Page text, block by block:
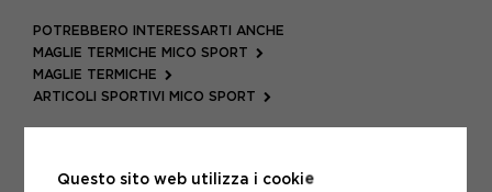
POTREBBERO INTERESSARTI ANCHE
MAGLIE TERMICHE MICO SPORT
MAGLIE TERMICHE
ARTICOLI SPORTIVI MICO SPORT
METODI DI PAGAMENTO
Questo sito web utilizza i cookie